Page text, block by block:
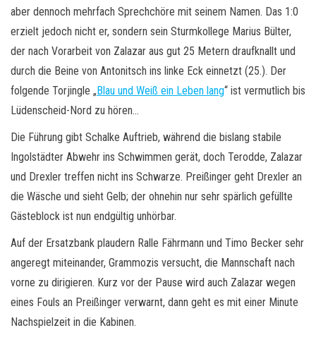
aber dennoch mehrfach Sprechchöre mit seinem Namen. Das 1:0
erzielt jedoch nicht er, sondern sein Sturmkollege Marius Bülter,
der nach Vorarbeit von Zalazar aus gut 25 Metern draufknallt und
durch die Beine von Antonitsch ins linke Eck einnetzt (25.). Der
folgende Torjingle „Blau und Weiß ein Leben lang“ ist vermutlich bis
Lüdenscheid-Nord zu hören…
Die Führung gibt Schalke Auftrieb, während die bislang stabile
Ingolstädter Abwehr ins Schwimmen gerät, doch Terodde, Zalazar
und Drexler treffen nicht ins Schwarze. Preißinger geht Drexler an
die Wäsche und sieht Gelb; der ohnehin nur sehr spärlich gefüllte
Gästeblock ist nun endgültig unhörbar.
Auf der Ersatzbank plaudern Ralle Fährmann und Timo Becker sehr
angeregt miteinander, Grammozis versucht, die Mannschaft nach
vorne zu dirigieren. Kurz vor der Pause wird auch Zalazar wegen
eines Fouls an Preißinger verwarnt, dann geht es mit einer Minute
Nachspielzeit in die Kabinen.